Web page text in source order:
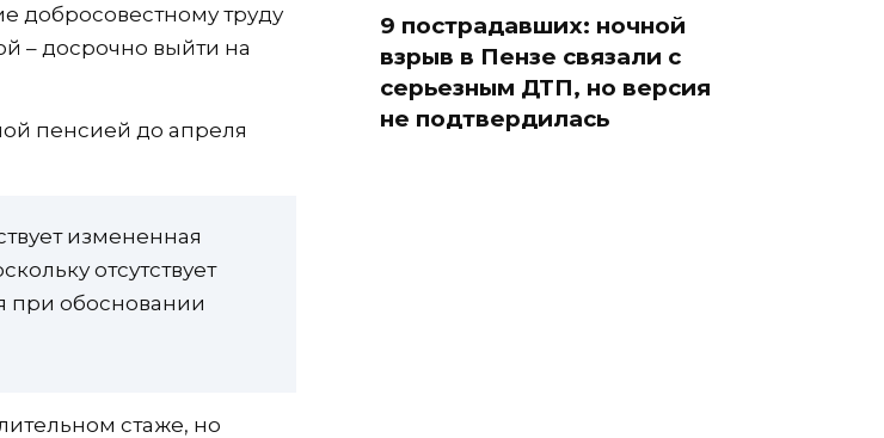
добросовестному труду
– досрочно выйти на
пенсией до апреля
измененная
отсутствует
при обосновании
стаже, но
9 пострадавших: ночной
взрыв в Пензе связали с
серьезным ДТП, но версия
не подтвердилась